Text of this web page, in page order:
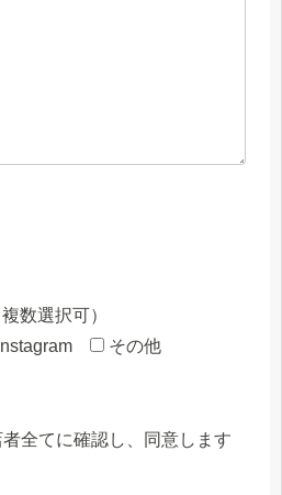
数選択可）
Instagram その他
全てに確認し、同意します